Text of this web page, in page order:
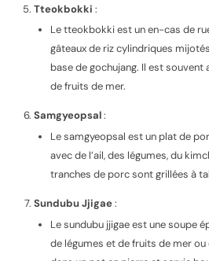
Tteokbokki :
Le tteokbokki est un en-cas de
gâteaux de riz cylindriques
base de gochujang. Il est souvent
de fruits de mer.
Samgyeopsal:
Le samgyeopsal est un plat de
avec de l’ail, des légumes, du
tranches de porc sont grillées à
Sundubu Jjigae:
Le sundubu jjigae est une soupe
de légumes et de fruits de mer ou